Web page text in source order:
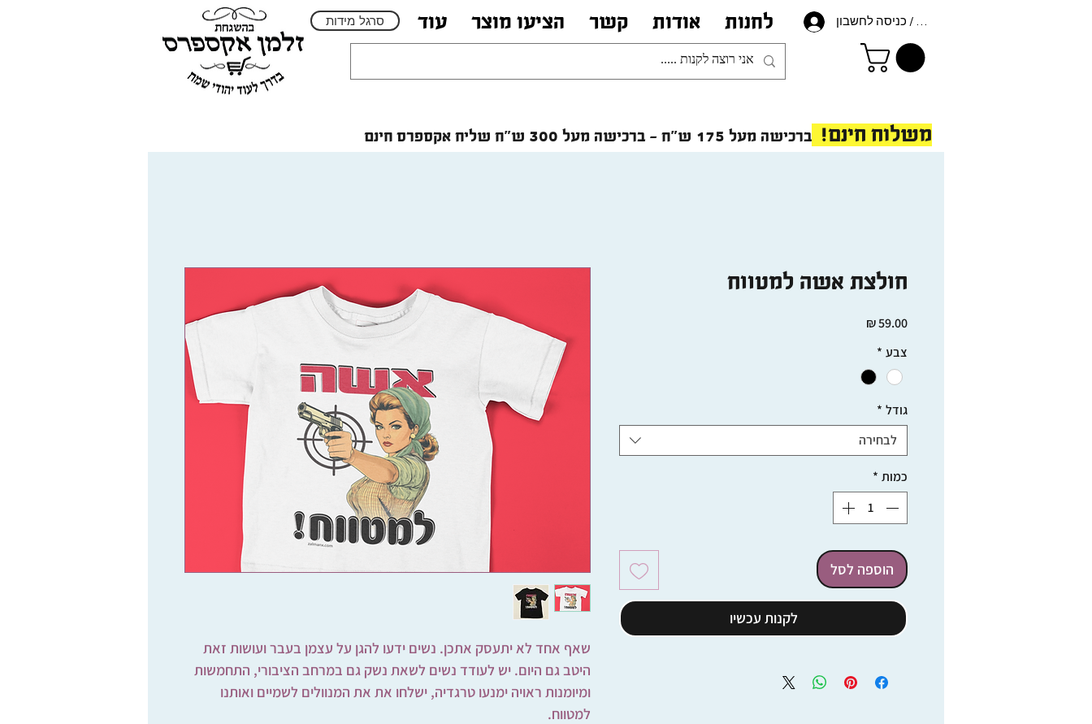
סרגל מידות לחנות אודות קשר הציעו מוצר עוד הרשמה / כניסה לחשבון
משלוח חינם! ברכישה מעל 175 ש"ח - ב רכישה מעל 300 ש"ח שליח אקספרס חינם
שאף אחד לא יתעסק אתכן. נשים ידעו להגן על עצמן בעבר ועושות זאת
היטב גם היום. יש לעודד נשים לשאת נשק גם במרחב הציבורי, התחמשות
ומיומנות ראויה ימנעו טרגדיה, ישלחו את את המנוולים לשמיים ואותנו
למטווח.
חולצת אשה למטווח
צבע *
גודל *
לבחירה
כמות *
הוספה לסל
לקנות עכשיו